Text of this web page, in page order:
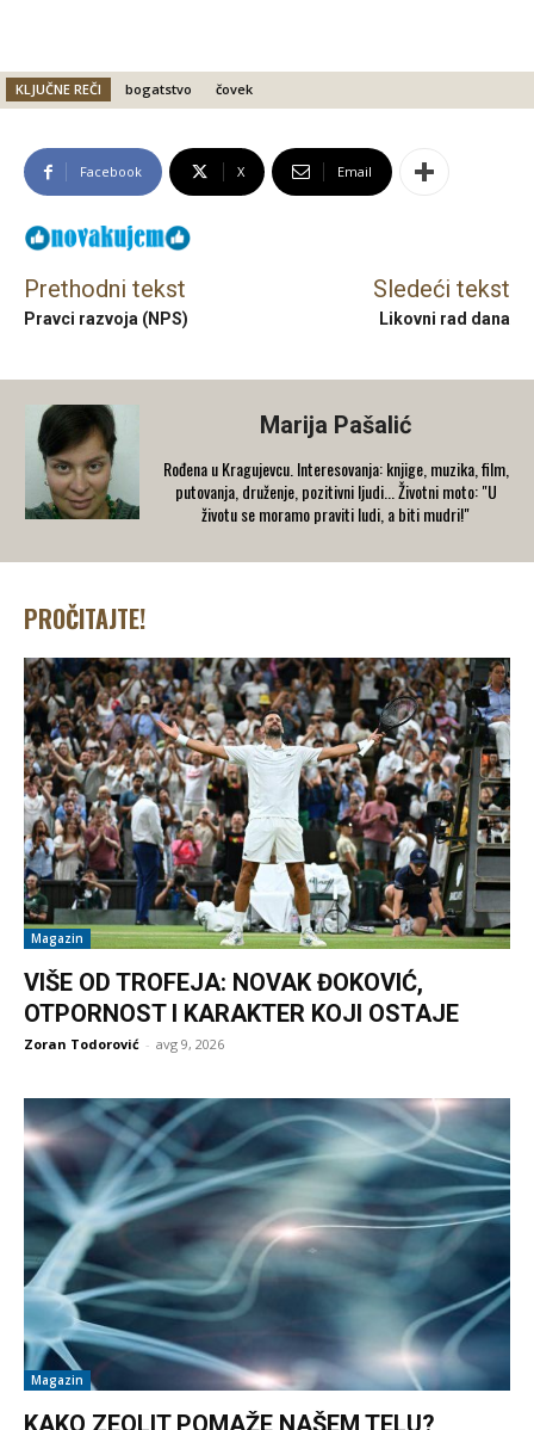
KLJUČNE REČI bogatstvo čovek
Facebook X Email
Prethodni tekst
Pravci razvoja (NPS)
Sledeći tekst
Likovni rad dana
Marija Pašalić
​Rođena u Kragujevcu. Interesovanja: knjige, muzika, film,
putovanja, druženje, pozitivni ljudi... Životni moto: "U
životu se moramo praviti ludi, a biti mudri!"
PROČITAJTE!
Magazin
VIŠE OD TROFEJA: NOVAK ĐOKOVIĆ,
OTPORNOST I KARAKTER KOJI OSTAJE
Zoran Todorović - avg 9, 2026
Magazin
KAKO ZEOLIT POMAŽE NAŠEM TELU?